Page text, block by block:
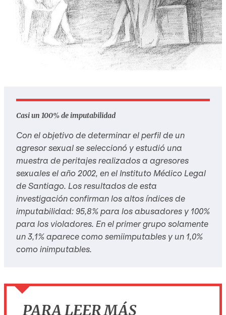
Casi un 100% de imputabilidad
Con el objetivo de determinar el perfil de un
agresor sexual se seleccionó y estudió una
muestra de peritajes realizados a agresores
sexuales el año 2002, en el Instituto Médico Legal
de Santiago. Los resultados de esta
investigación confirman los altos índices de
imputabilidad: 95,8% para los abusadores y 100%
para los violadores. En el primer grupo solamente
un 3,1% aparece como semiimputables y un 1,0%
como inimputables.
PARA LEER MÁS